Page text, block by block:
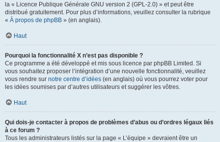
la « Licence Publique Générale GNU version 2 (GPL-2.0) » et peut être
distribué gratuitement. Pour plus d’informations, veuillez consulter la rubrique
« À propos de phpBB » (en anglais).
Haut
Pourquoi la fonctionnalité X n’est pas disponible ?
Ce programme a été développé et mis sous licence par phpBB Limited. Si
vous souhaitez proposer l’intégration d’une nouvelle fonctionnalité, veuillez
vous rendre sur notre centre d’idées (en anglais) où vous pourrez voter pour
les idées soumises par d’autres utilisateurs et suggérer les vôtres.
Haut
Qui dois-je contacter à propos de problèmes d’abus ou d’ordres légaux liés
à ce forum ?
Tous les administrateurs listés sur la page « L’équipe » devraient être un